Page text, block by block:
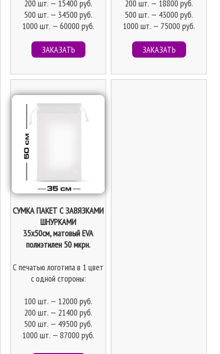
200 шт. — 15400 руб.
500 шт. — 34500 руб.
1000 шт. — 60000 руб.
ЗАКАЗАТЬ
200 шт. — 18800 руб.
500 шт. — 43000 руб.
1000 шт. — 75000 руб.
ЗАКАЗАТЬ
СУМКА ПАКЕТ С ЗАВЯЗКАМИ
ШНУРКАМИ
35х50см, матовый EVA
полиэтилен 50 мкрн.
С печатью логотипа в 1 цвет
с одной стороны:
100 шт. — 12000 руб.
200 шт. — 21400 руб.
500 шт. — 49500 руб.
1000 шт. — 87000 руб.